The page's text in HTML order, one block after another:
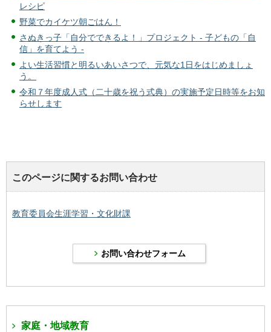
レシピ
野菜でカイケツ朝ごはん！
さぬきっ子「自分でできるよ！」プロジェクト - 子どもの「自
信」を育てよう -
よい生活習慣と明るいあいさつで、元気な1日をはじめましょ
う。
令和７年度成人式（二十歳を祝う式典）の実施予定日時等をお知
らせします
このページに関するお問い合わせ
教育委員会生涯学習・文化財課
家庭・地域教育